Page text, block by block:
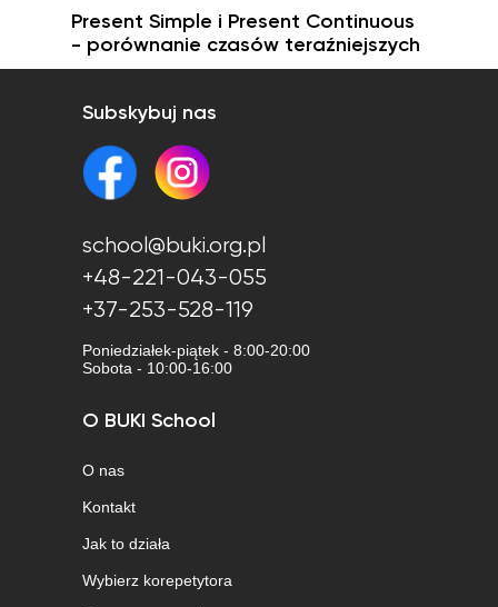
Present Simple i Present Continuous
- porównanie czasów teraźniejszych
Subskybuj nas
school@buki.org.pl
+48-221-043-055
+37-253-528-119
Poniedziałek-piątek - 8:00-20:00
Sobota - 10:00-16:00
O BUKI School
O nas
Kontakt
Jak to działa
Wybierz korepetytora